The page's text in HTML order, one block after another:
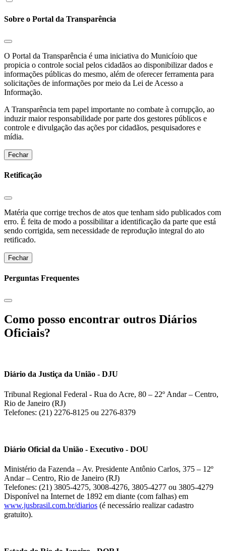
Sobre o Portal da Transparência
O Portal da Transparência é uma iniciativa do Municíoio que
propicia o controle social pelos cidadãos ao disponibilizar dados e
informações públicas do mesmo, além de oferecer ferramenta para
solicitações de informações por meio da Lei de Acesso a
Informação.
A Transparência tem papel importante no combate à corrupção, ao
induzir maior responsabilidade por parte dos gestores públicos e
controle e divulgação das ações por cidadãos, pesquisadores e
mídia.
Fechar
Retificação
Matéria que corrige trechos de atos que tenham sido publicados com
erro. É feita de modo a possibilitar a identificação da parte que está
sendo corrigida, sem necessidade de reprodução integral do ato
retificado.
Fechar
Perguntas Frequentes
Como posso encontrar outros Diários
Oficiais?
Diário da Justiça da União - DJU
Tribunal Regional Federal - Rua do Acre, 80 – 22º Andar – Centro,
Rio de Janeiro (RJ)
Telefones: (21) 2276-8125 ou 2276-8379
Diário Oficial da União - Executivo - DOU
Ministério da Fazenda – Av. Presidente Antônio Carlos, 375 – 12º
Andar – Centro, Rio de Janeiro (RJ)
Telefones: (21) 3805-4275, 3008-4276, 3805-4277 ou 3805-4279
Disponível na Internet de 1892 em diante (com falhas) em
www.jusbrasil.com.br/diarios (é necessário realizar cadastro
gratuito).